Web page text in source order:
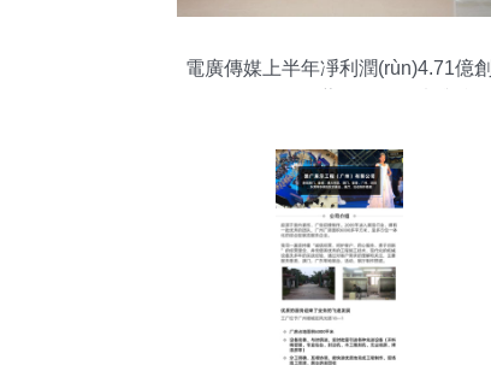
電廣傳媒上半年凈利潤(rùn)4.71億創